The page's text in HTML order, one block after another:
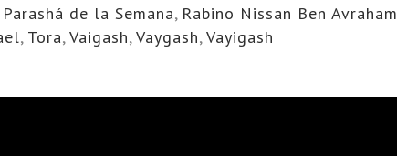
Parashá de la Semana, Rabino Nissan Ben Avraham
, Tora,Vaigash,Vaygash,Vayigash